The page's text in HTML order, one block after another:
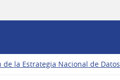
la Estrategia Nacional de Datos